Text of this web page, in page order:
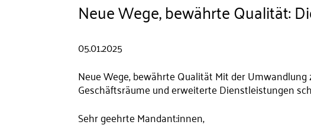
Neue Wege, bewährte Qualität:
05.01.2025
Neue Wege, bewährte Qualität Mit der Umwandlung
Geschäftsräume und erweiterte Dienstleistungen
Sehr geehrte Mandant:innen,